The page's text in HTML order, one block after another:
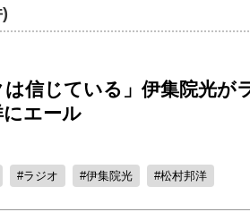
は信じている」伊集院光が
にエール
ラジオ 伊集院光 松村邦洋